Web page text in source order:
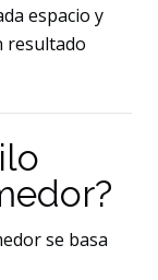
espacio y
resultado
se basa